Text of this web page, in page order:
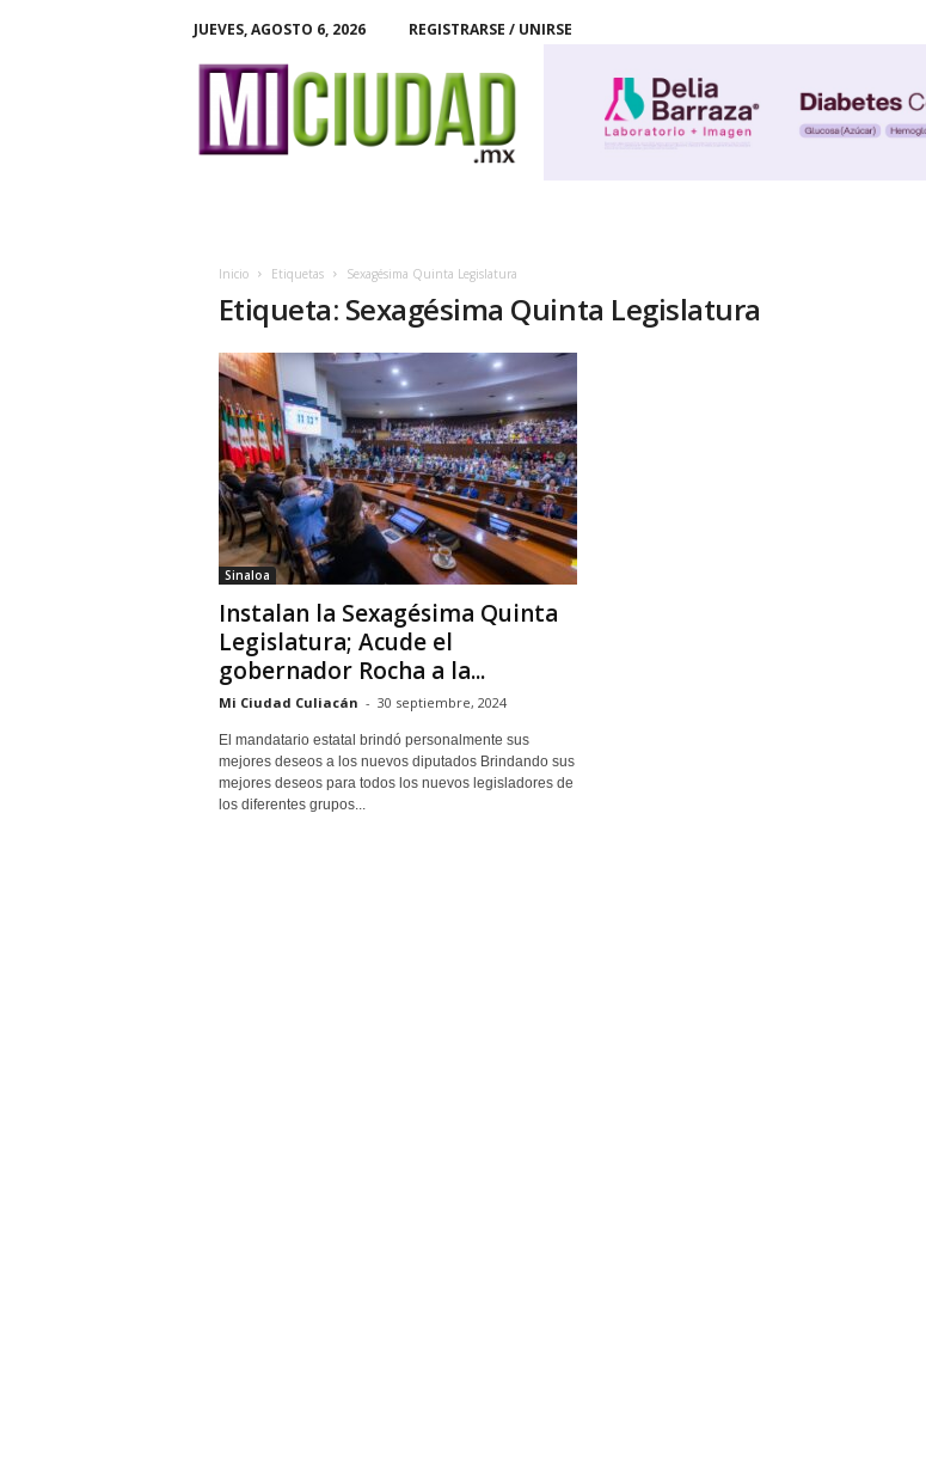
JUEVES, AGOSTO 6, 2026 REGISTRARSE / UNIRSE
u
Inicio Etiquetas Sexagésima Quinta Legislatura
Etiqueta: Sexagésima Quinta Legislatura
Sinaloa
Instalan la Sexagésima Quinta
Legislatura; Acude el
gobernador Rocha a la...
Mi Ciudad Culiacán - 30 septiembre, 2024
El mandatario estatal brindó personalmente sus
mejores deseos a los nuevos diputados Brindando sus
mejores deseos para todos los nuevos legisladores de
los diferentes grupos...